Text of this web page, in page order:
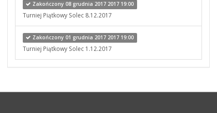
Zakończony 08 grudnia 2017 2017 19:00
Turniej Piątkowy Solec 8.12.2017
Zakończony 01 grudnia 2017 2017 19:00
Turniej Piątkowy Solec 1.12.2017